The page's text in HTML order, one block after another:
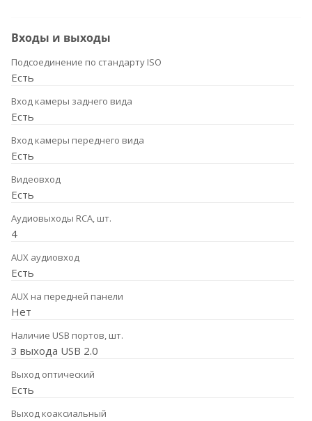
Входы и выходы
Подсоединение по стандарту ISO
Есть
Вход камеры заднего вида
Есть
Вход камеры переднего вида
Есть
Видеовход
Есть
Аудиовыходы RCA, шт.
4
AUX аудиовход
Есть
AUX на передней панели
Нет
Наличие USB портов, шт.
3 выхода USB 2.0
Выход оптический
Есть
Выход коаксиальный